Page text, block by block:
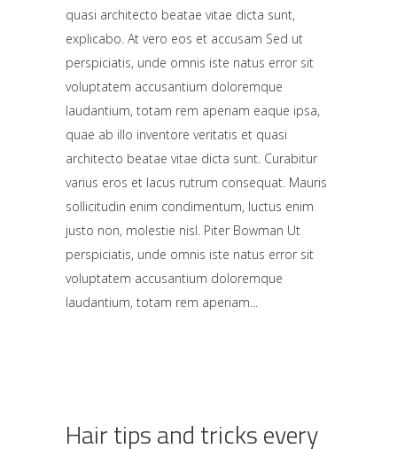
quasi architecto beatae vitae dicta sunt,
explicabo. At vero eos et accusam Sed ut
perspiciatis, unde omnis iste natus error sit
voluptatem accusantium doloremque
laudantium, totam rem aperiam eaque ipsa,
quae ab illo inventore veritatis et quasi
architecto beatae vitae dicta sunt. Curabitur
varius eros et lacus rutrum consequat. Mauris
sollicitudin enim condimentum, luctus enim
justo non, molestie nisl. Piter Bowman Ut
perspiciatis, unde omnis iste natus error sit
voluptatem accusantium doloremque
laudantium, totam rem aperiam
Hair tips and tricks every